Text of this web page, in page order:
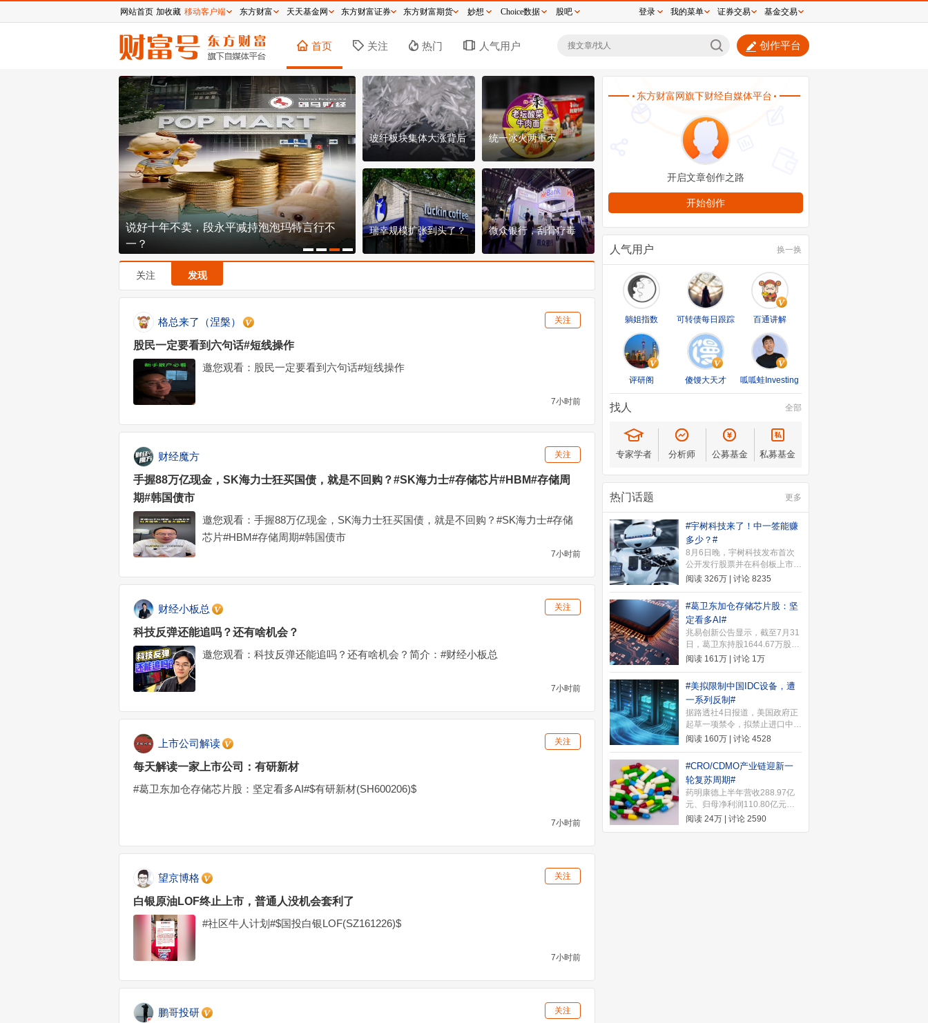
首页 关注 热门 人气用户 创作平台
说好十年不卖，段永平减持泡泡玛特言行不
一？
椰子水第一股崩盘背后，是一场巨头收割的阳
150.8元！宇树科技发行价定了，609亿市值贵
不贵？
玻纤板块集体大涨背后 统一冰火两重天
瑞幸规模扩张到头了？ 微众银行，刮骨疗毒
关注 发现
关注
格总来了（涅槃）
股民一定要看到六句话#短线操作
邀您观看：股民一定要看到六句话#短线操作
7小时前
关注
财经魔方
手握88万亿现金，SK海力士狂买国债，就是不回购？#SK海力士#存储芯片#HBM#存储周
期#韩国债市
邀您观看：手握88万亿现金，SK海力士狂买国债，就是不回购？#SK海力士#存储
芯片#HBM#存储周期#韩国债市
7小时前
关注
财经小板总
科技反弹还能追吗？还有啥机会？
邀您观看：科技反弹还能追吗？还有啥机会？简介：#财经小板总
7小时前
关注
上市公司解读
每天解读一家上市公司：有研新材
#葛卫东加仓存储芯片股：坚定看多AI#$有研新材(SH600206)$
7小时前
关注
望京博格
白银原油LOF终止上市，普通人没机会套利了
#社区牛人计划#$国投白银LOF(SZ161226)$
7小时前
关注
鹏哥投研
人气用户 换一换
躺姐指数 可转债每日跟踪 百通讲解
评研阁 傻馒大天才 呱呱蛙Investing
找人 全部
专家学者 分析师 公募基金 私募基金
热门话题 更多
#宇树科技来了！中一签能赚
多少？#
8月6日晚，宇树科技发布首次
公开发行股票并在科创板上市发
行公告。公告显示，本次发行价
格确定后，宇树科技上市时市值
约为609.93亿元。8月10日（周
一）开始打新，希望股友们都能
中签。快来许愿池许下你的愿望
~ 下一个中签的就是你>>
阅读 326万 | 讨论 8235
#葛卫东加仓存储芯片股：坚
定看多AI#
兆易创新公告显示，截至7月31
日，葛卫东持股1644.67万股，
较一季度末增持18.51万股；其
102.67万股。葛卫东近期发文
坚定看多AI，表示"我是相信没
结束的"。
阅读 161万 | 讨论 1万
#美拟限制中国IDC设备，遭
一系列反制#
据路透社4日报道，美国政府正
起草一项禁令，拟禁止进口中国
新型号的数据中心组件，以保护
础设施。2026年8月5日，中国
商务部针对美国联邦通信委员会
（FCC）和美国国土安全部
（DHS）近期采取的一系列涉
华消极措施，宣布实施多项反制
行动。
阅读 160万 | 讨论 4528
#CRO/CDMO产业链迎新一
轮复苏周期#
药明康德上半年营收288.97亿
元、归母净利润110.80亿元首
破百亿，将2026年整体收入指
阅读 24万 | 讨论 2590
网站首页 加收藏 移动客户端 东方财富 天天基金网 东方财富证券 东方财富期货 妙想 Choice数据 股吧 登录 我的菜单 证券交易 基金交易